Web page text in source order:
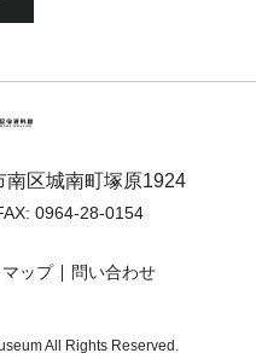
南区城南町塚原1924
0964-28-0154
ップ 問い合わせ
All Rights Reserved.